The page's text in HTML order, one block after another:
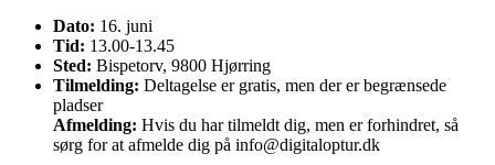
Dato: 16. juni
Tid: 13.00-13.45
Sted: Bispetorv, 9800 Hjørring
Tilmelding: Deltagelse er gratis, men der er begrænsede
pladser
Afmelding: Hvis du har tilmeldt dig, men er forhindret, så
sørg for at afmelde dig på info@digitaloptur.dk